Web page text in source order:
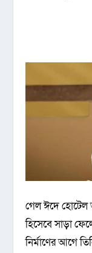
গেল ঈদে হোটেল
হিসেবে সাড়া
নির্মাণের আগে